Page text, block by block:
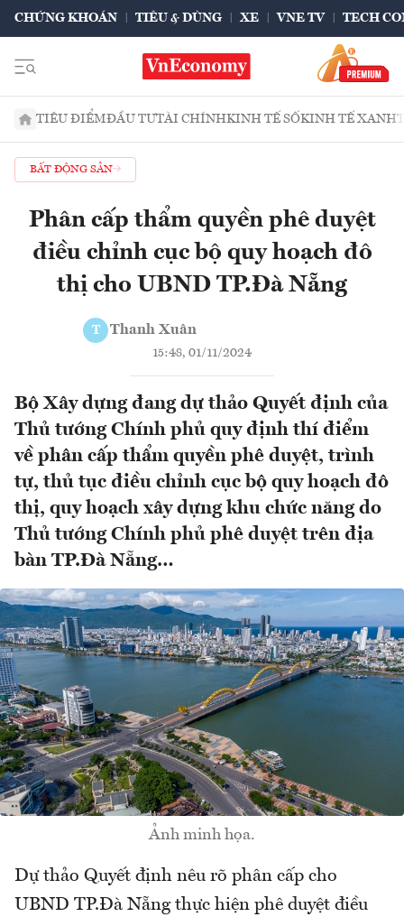
CHỨNG KHOÁN TIÊU & DÙNG XE VNE TV TECH
TIÊU ĐIỂMĐẦU TƯTÀI CHÍNHKINH TẾ SỐKINH TẾ XANH
BẤT ĐỘNG SẢN
Phân cấp thẩm quyền phê duyệt
điều chỉnh cục bộ quy hoạch đô
thị cho UBND TP.Đà Nẵng
T Thanh Xuân
15:48, 01/11/2024
Bộ Xây dựng đang dự thảo Quyết định của
Thủ tướng Chính phủ quy định thí điểm
về phân cấp thẩm quyền phê duyệt, trình
tự, thủ tục điều chỉnh cục bộ quy hoạch đô
thị, quy hoạch xây dựng khu chức năng do
Thủ tướng Chính phủ phê duyệt trên địa
bàn TP.Đà Nẵng…
Ảnh minh họa.
Dự thảo Quyết định nêu rõ phân cấp cho
UBND TP.Đà Nẵng thực hiện phê duyệt điều